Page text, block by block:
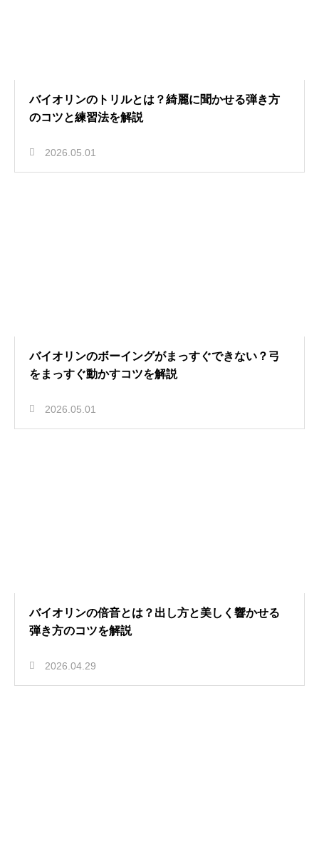
バイオリンのトリルとは？綺麗に聞かせる弾き方
のコツと練習法を解説
2026.05.01
バイオリンのボーイングがまっすぐできない？弓
をまっすぐ動かすコツを解説
2026.05.01
バイオリンの倍音とは？出し方と美しく響かせる
弾き方のコツを解説
2026.04.29